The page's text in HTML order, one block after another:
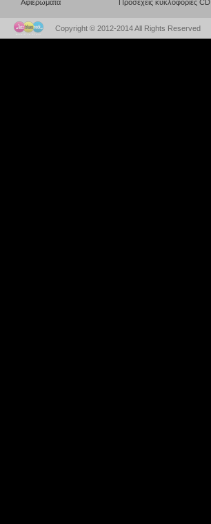
Αφιερώματα Προσεχείς κυκλοφορίες CD
Copyright © 2012-2014 All Rights Reserved